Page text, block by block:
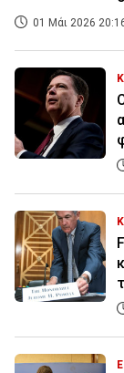
01 Μάι 2026